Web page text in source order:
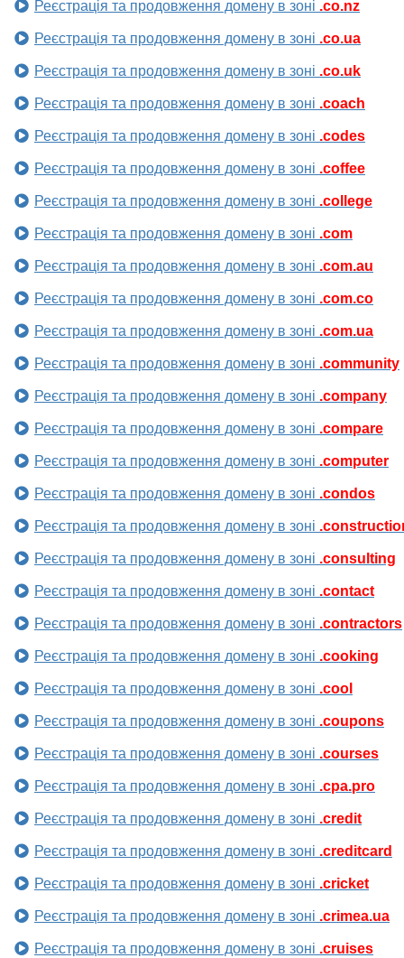
Реєстрація та продовження домену в зоні .co.nz
Реєстрація та продовження домену в зоні .co.ua
Реєстрація та продовження домену в зоні .co.uk
Реєстрація та продовження домену в зоні .coach
Реєстрація та продовження домену в зоні .codes
Реєстрація та продовження домену в зоні .coffee
Реєстрація та продовження домену в зоні .college
Реєстрація та продовження домену в зоні .com
Реєстрація та продовження домену в зоні .com.au
Реєстрація та продовження домену в зоні .com.co
Реєстрація та продовження домену в зоні .com.ua
Реєстрація та продовження домену в зоні .community
Реєстрація та продовження домену в зоні .company
Реєстрація та продовження домену в зоні .compare
Реєстрація та продовження домену в зоні .computer
Реєстрація та продовження домену в зоні .condos
Реєстрація та продовження домену в зоні
Реєстрація та продовження домену в зоні .consulting
Реєстрація та продовження домену в зоні .contact
Реєстрація та продовження домену в зоні .contractors
Реєстрація та продовження домену в зоні .cooking
Реєстрація та продовження домену в зоні .cool
Реєстрація та продовження домену в зоні .coupons
Реєстрація та продовження домену в зоні .courses
Реєстрація та продовження домену в зоні .cpa.pro
Реєстрація та продовження домену в зоні .credit
Реєстрація та продовження домену в зоні .creditcard
Реєстрація та продовження домену в зоні .cricket
Реєстрація та продовження домену в зоні .crimea.ua
Реєстрація та продовження домену в зоні .cruises